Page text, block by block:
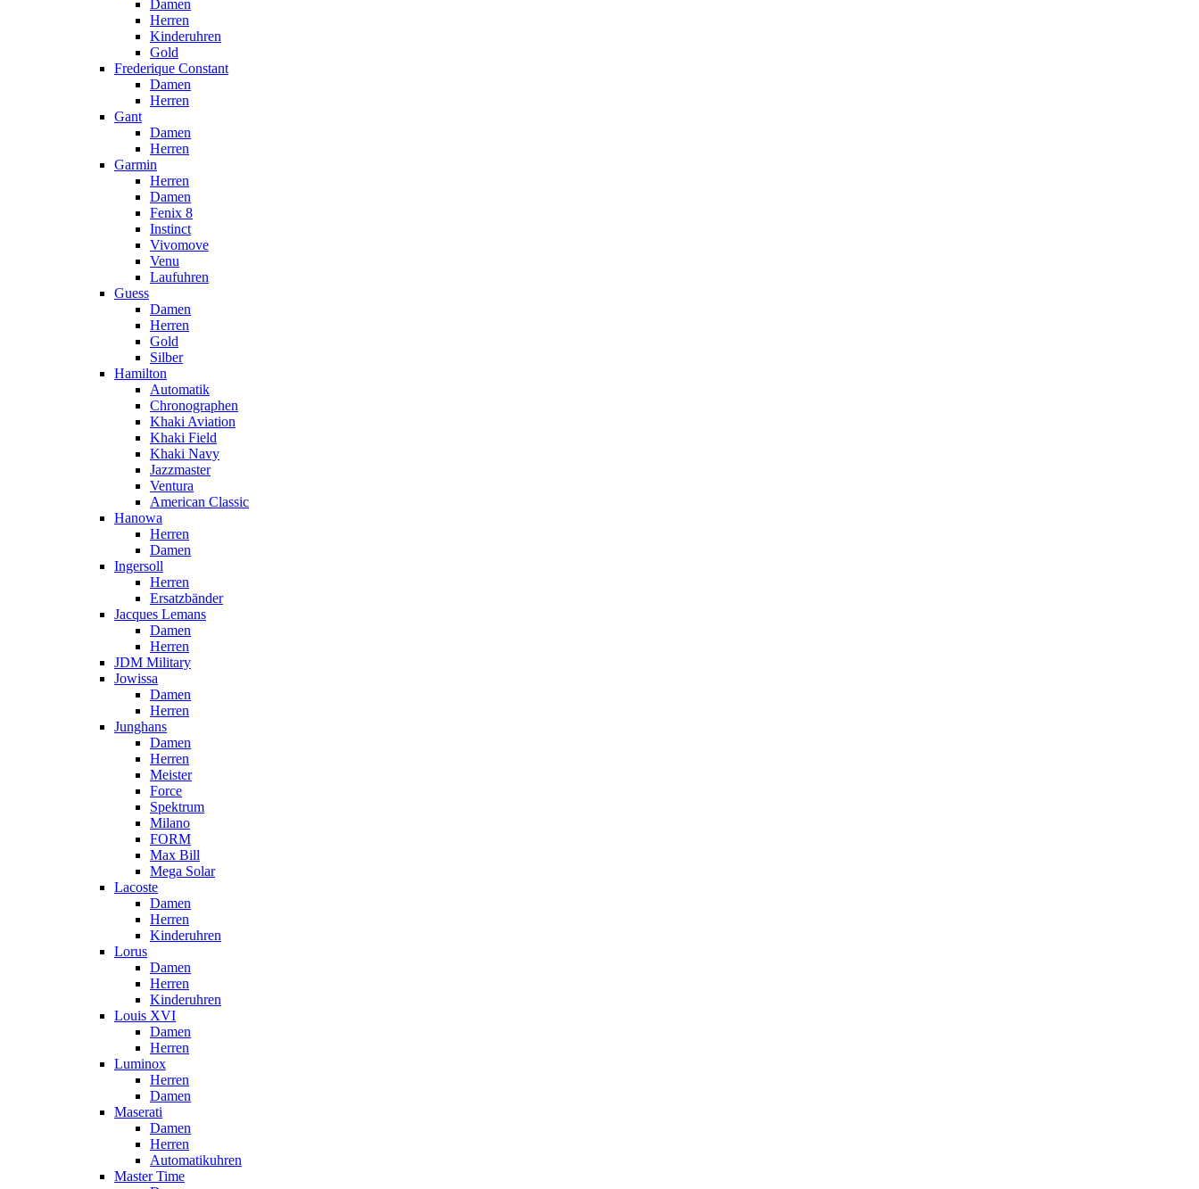
Damen
Herren
Kinderuhren
Gold
Frederique Constant
Damen
Herren
Gant
Damen
Herren
Garmin
Herren
Damen
Fenix 8
Instinct
Vivomove
Venu
Laufuhren
Guess
Damen
Herren
Gold
Silber
Hamilton
Automatik
Chronographen
Khaki Aviation
Khaki Field
Khaki Navy
Jazzmaster
Ventura
American Classic
Hanowa
Herren
Damen
Ingersoll
Herren
Ersatzbänder
Jacques Lemans
Damen
Herren
JDM Military
Jowissa
Damen
Herren
Junghans
Damen
Herren
Meister
Force
Spektrum
Milano
FORM
Max Bill
Mega Solar
Lacoste
Damen
Herren
Kinderuhren
Lorus
Damen
Herren
Kinderuhren
Louis XVI
Damen
Herren
Luminox
Herren
Damen
Maserati
Damen
Herren
Automatikuhren
Master Time